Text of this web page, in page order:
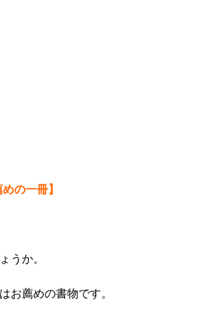
の一冊】
うか。
お薦めの書物です。